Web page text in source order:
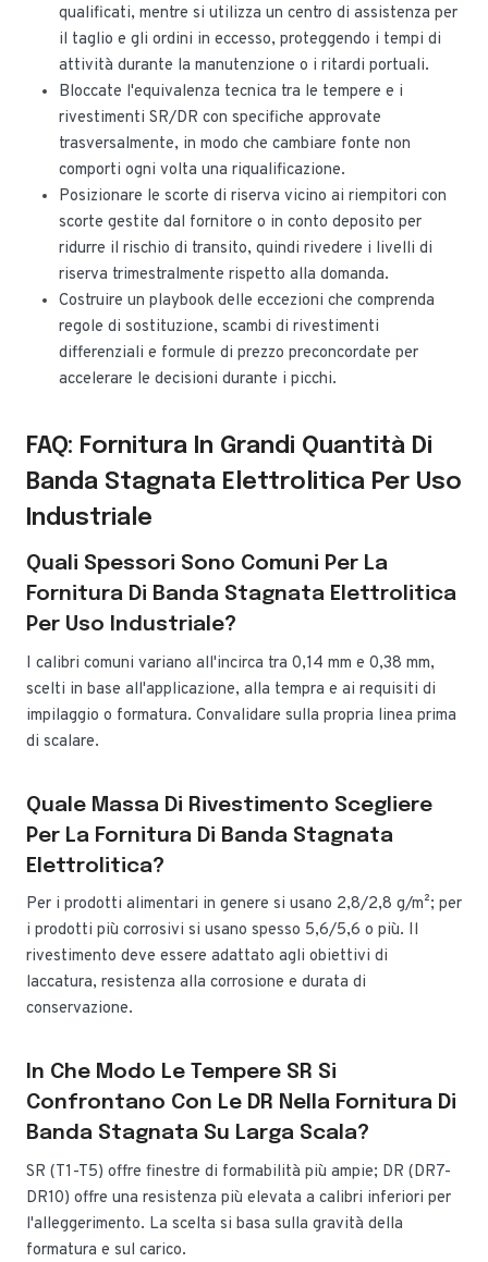
qualificati, mentre si utilizza un centro di assistenza per
il taglio e gli ordini in eccesso, proteggendo i tempi di
attività durante la manutenzione o i ritardi portuali.
Bloccate l'equivalenza tecnica tra le tempere e i
rivestimenti SR/DR con specifiche approvate
trasversalmente, in modo che cambiare fonte non
comporti ogni volta una riqualificazione.
Posizionare le scorte di riserva vicino ai riempitori con
scorte gestite dal fornitore o in conto deposito per
ridurre il rischio di transito, quindi rivedere i livelli di
riserva trimestralmente rispetto alla domanda.
Costruire un playbook delle eccezioni che comprenda
regole di sostituzione, scambi di rivestimenti
differenziali e formule di prezzo preconcordate per
accelerare le decisioni durante i picchi.
FAQ: Fornitura In Grandi Quantità Di
Banda Stagnata Elettrolitica Per Uso
Industriale
Quali Spessori Sono Comuni Per La
Fornitura Di Banda Stagnata Elettrolitica
Per Uso Industriale?
I calibri comuni variano all'incirca tra 0,14 mm e 0,38 mm,
scelti in base all'applicazione, alla tempra e ai requisiti di
impilaggio o formatura. Convalidare sulla propria linea prima
di scalare.
Quale Massa Di Rivestimento Scegliere
Per La Fornitura Di Banda Stagnata
Elettrolitica?
Per i prodotti alimentari in genere si usano 2,8/2,8 g/m²; per
i prodotti più corrosivi si usano spesso 5,6/5,6 o più. Il
rivestimento deve essere adattato agli obiettivi di
laccatura, resistenza alla corrosione e durata di
conservazione.
In Che Modo Le Tempere SR Si
Confrontano Con Le DR Nella Fornitura Di
Banda Stagnata Su Larga Scala?
SR (T1-T5) offre finestre di formabilità più ampie; DR (DR7-
DR10) offre una resistenza più elevata a calibri inferiori per
l'alleggerimento. La scelta si basa sulla gravità della
formatura e sul carico.